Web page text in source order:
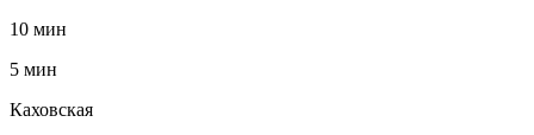
10 мин
5 мин
Каховская